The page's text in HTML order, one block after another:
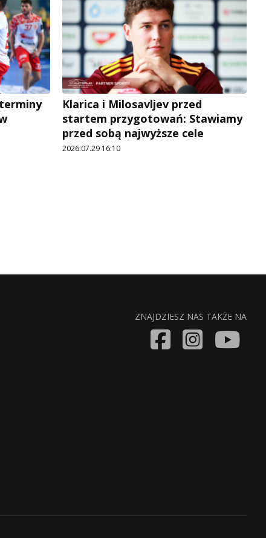
Klarica i Milosavljev przed
startem przygotowań: Stawiamy
przed sobą najwyższe cele
2026.07.29 16:10
ZNAJDZIESZ NAS TAKŻE NA